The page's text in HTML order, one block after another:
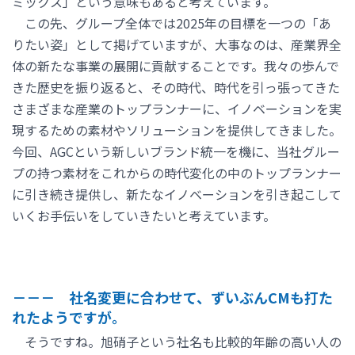
この先、グループ全体では2025年の目標を一つの「あ
りたい姿」として掲げていますが、大事なのは、産業界全
体の新たな事業の展開に貢献することです。我々の歩んで
きた歴史を振り返ると、その時代、時代を引っ張ってきた
さまざまな産業のトップランナーに、イノベーションを実
現するための素材やソリューションを提供してきました。
今回、AGCという新しいブランド統一を機に、当社グルー
プの持つ素材をこれからの時代変化の中のトップランナー
に引き続き提供し、新たなイノベーションを引き起こして
いくお手伝いをしていきたいと考えています。
－－－ 社名変更に合わせて、ずいぶんCMも打た
れたようですが。
そうですね。旭硝子という社名も比較的年齢の高い人の